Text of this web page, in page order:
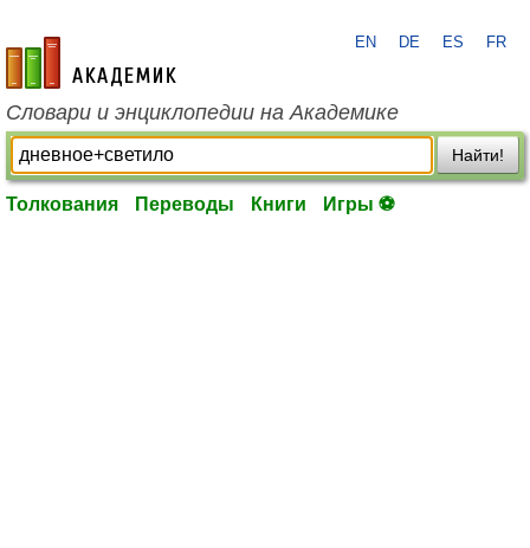
academic.ru
EN DE ES FR
Словари и энциклопедии на Академике
Найти!
Толкования Переводы Книги Игры ⚽